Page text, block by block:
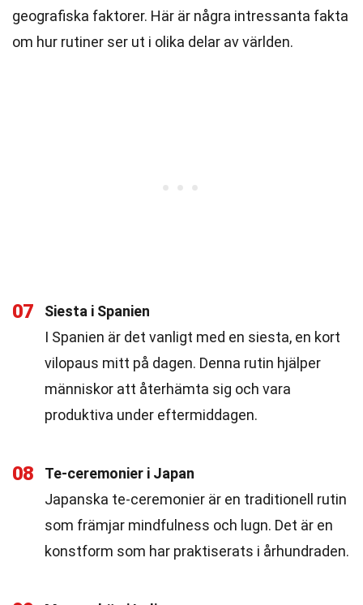
geografiska faktorer. Här är några intressanta fakta
om hur rutiner ser ut i olika delar av världen.
07
Siesta i Spanien
I Spanien är det vanligt med en siesta, en kort
vilopaus mitt på dagen. Denna rutin hjälper
människor att återhämta sig och vara
produktiva under eftermiddagen.
08
Te-ceremonier i Japan
Japanska te-ceremonier är en traditionell rutin
som främjar mindfulness och lugn. Det är en
konstform som har praktiserats i århundraden.